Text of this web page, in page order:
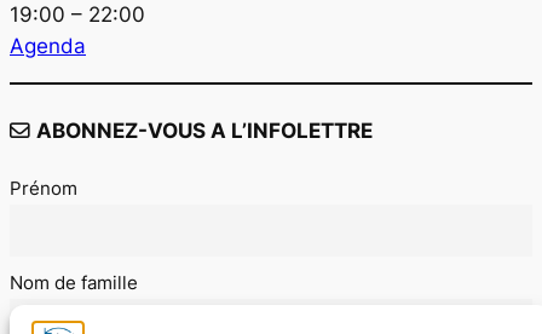
19:00 – 22:00
Agenda
ABONNEZ-VOUS A L’INFOLETTRE
Prénom
Nom de famille